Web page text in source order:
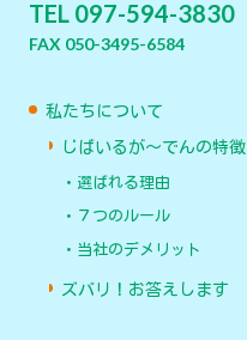
TEL 097-594-3830
FAX 050-3495-6584
私たちについて
じばいるが〜でんの特徴
選ばれる理由
７つのルール
当社のデメリット
ズバリ！お答えします